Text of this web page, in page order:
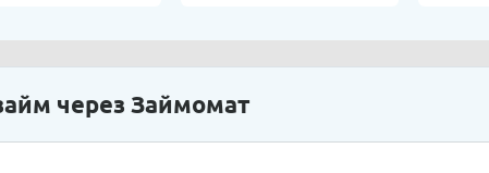
через Займомат